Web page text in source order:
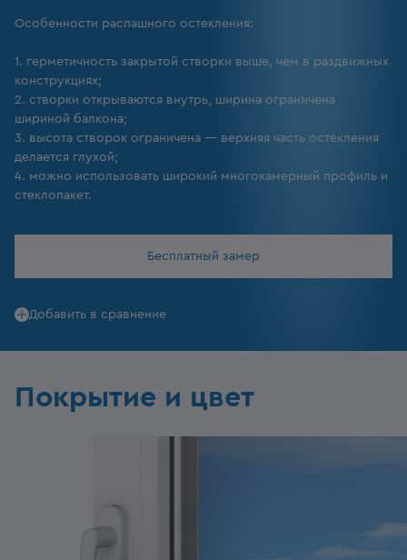
Особенности распашного остекления:
1. герметичность закрытой створки выше, чем в раздвижных
конструкциях;
2. створки открываются внутрь, ширина ограничена
шириной балкона;
3. высота створок ограничена — верхняя часть остекления
делается глухой;
4. можно использовать широкий многокамерный профиль и
стеклопакет.
Бесплатный замер
Добавить в сравнение
Покрытие и цвет